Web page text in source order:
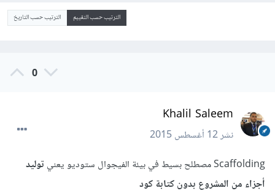
الترتيب حسب التقييم الترتيب حسب التاريخ
0
Khalil Saleem
نشر12 أغسطس 2015
Scaffolding مصطلح بسيط في بيئة الفيجوال ستوديو يعني
توليد
أجزاء من المشروع بدون كتابة كود